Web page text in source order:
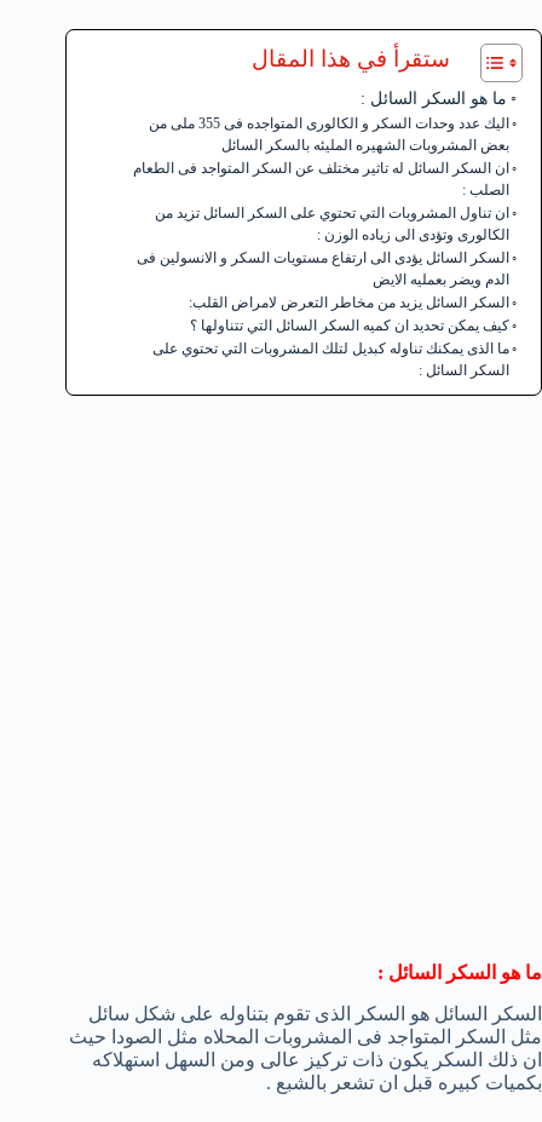
ستقرأ في هذا المقال
ما هو السكر السائل :
اليك عدد وحدات السكر و الكالورى المتواجده فى 355 ملى من
بعض المشروبات الشهيره المليئه بالسكر السائل
ان السكر السائل له تاثير مختلف عن السكر المتواجد فى الطعام
الصلب :
ان تناول المشروبات التي تحتوي على السكر السائل تزيد من
الكالورى وتؤدى الى زياده الوزن :
السكر السائل يؤدى الى ارتفاع مستويات السكر و الانسولين فى
الدم ويضر بعمليه الايض
السكر السائل يزيد من مخاطر التعرض لامراض القلب:
كيف يمكن تحديد ان كميه السكر السائل التي تتناولها ؟
ما الذى يمكنك تناوله كبديل لتلك المشروبات التي تحتوي على
السكر السائل :
ما هو السكر السائل :
السكر السائل هو السكر الذى تقوم بتناوله على شكل سائل
مثل السكر المتواجد فى المشروبات المحلاه مثل الصودا حيث
ان ذلك السكر يكون ذات تركيز عالى ومن السهل استهلاكه
بكميات كبيره قبل ان تشعر بالشبع .